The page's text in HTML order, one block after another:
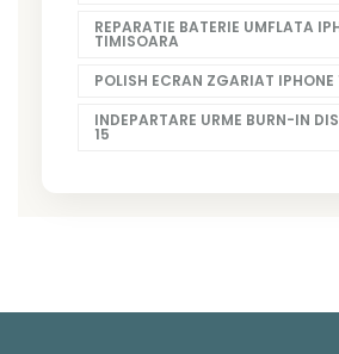
REPARATIE BATERIE UMFLATA
TIMISOARA
POLISH ECRAN ZGARIAT IPHONE
INDEPARTARE URME BURN-IN
15